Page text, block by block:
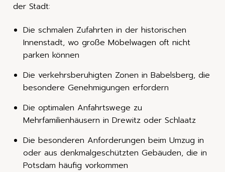
der Stadt:
Die schmalen Zufahrten in der historischen
Innenstadt, wo große Möbelwagen oft nicht
parken können
Die verkehrsberuhigten Zonen in Babelsberg, die
besondere Genehmigungen erfordern
Die optimalen Anfahrtswege zu
Mehrfamilienhäusern in Drewitz oder Schlaatz
Die besonderen Anforderungen beim Umzug in
oder aus denkmalgeschützten Gebäuden, die in
Potsdam häufig vorkommen